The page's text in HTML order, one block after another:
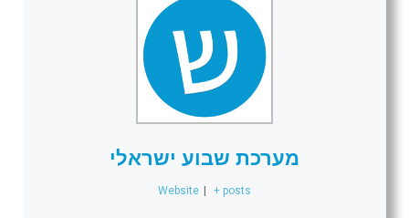
מערכת שבוע ישראלי
Website + posts